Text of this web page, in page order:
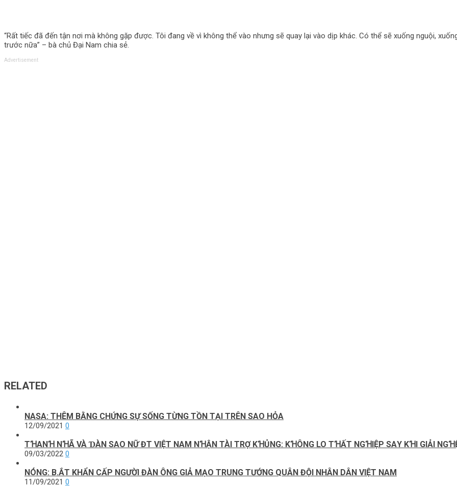
“Rất tiếc đã đến tận nơi mà không gặp được. Tôi đang về vì không thể vào nhưng sẽ quay lại vào dịp khác. Có thể sẽ xuống nguội,
trước nữa” – bà chủ Đại Nam chia sẻ.
Advertisement
RELATED
NASA: THÊM BẰNG CHỨNG SỰ SỐNG TỪNG TỒN TẠI TRÊN SAO HỎA
12/09/2021 0
TꞪANꞪ NꞪÃ VÀ ƊÀN SAO NỮ ĐT VΙỆT NAM NꞪẬN TÀΙ TRỢ KꞪỦNG: KꞪÔNG LO TꞪẤT NGꞪΙỆP SAΥ KꞪΙ GΙẢΙ
09/03/2022 0
NÓNG: B.ẮT KHẨN CẤP NGƯỜI ĐÀN ÔNG GIẢ MẠO TRUNG TƯỚNG QUÂN ĐỘI NHÂN DÂN VIỆT NAM
11/09/2021 0